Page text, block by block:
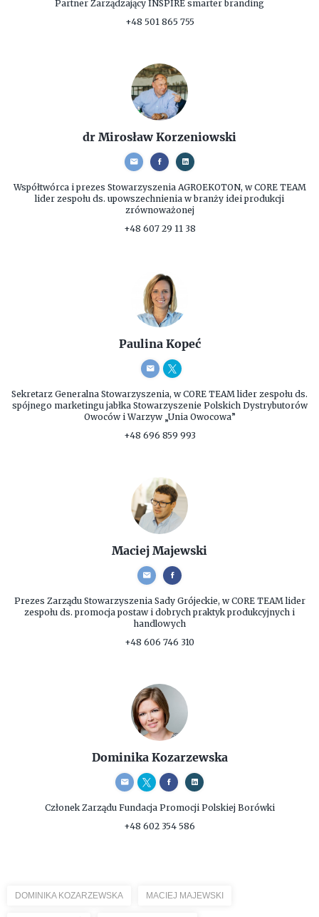
Partner Zarządzający INSPIRE smarter branding
+48 501 865 755
dr Mirosław Korzeniowski
Współtwórca i prezes Stowarzyszenia AGROEKOTON, w CORE TEAM
lider zespołu ds. upowszechnienia w branży idei produkcji
zrównoważonej
+48 607 29 11 38
Paulina Kopeć
Sekretarz Generalna Stowarzyszenia, w CORE TEAM lider zespołu ds.
spójnego marketingu jabłkaStowarzyszenie Polskich Dystrybutorów
Owoców i Warzyw „Unia Owocowa”
+48 696 859 993
Maciej Majewski
Prezes ZarząduStowarzyszenia Sady Grójeckie, w CORE TEAM lider
zespołu ds. promocja postaw i dobrych praktyk produkcyjnych i
handlowych
+48 606 746 310
Dominika Kozarzewska
Członek ZarząduFundacja Promocji Polskiej Borówki
+48 602 354 586
DOMINIKA KOZARZEWSKA MACIEJ MAJEWSKI